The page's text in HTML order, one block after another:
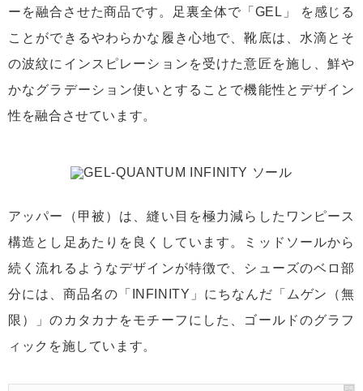
ーを融合させた商品です。足裏全体で「GEL」 を感じる
ことができるやわらかな履き心地で、靴底は、水滴とそ
の波紋にインスピレーションを受けた意匠を施し、鮮や
かなグラデーション使いとすることで機能性とデザイン
性を融合させています。
アッパー（甲被）は、縫い目を極力減らしたワンピース
構造とし足あたりを良くしています。ミッドソールから
続く流れるようなデザインが特徴で、シューズのベロ部
分には、商品名の「INFINITY」にちなんだ「ムゲン（無
限）」のカタカナをモチーフにした、ゴールドのグラフ
ィックを施しています。